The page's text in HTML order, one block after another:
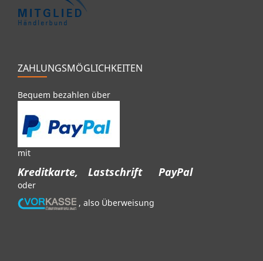
ZAHLUNGSMÖGLICHKEITEN
Bequem bezahlen über
mit
Kreditkarte, Lastschrift PayPal
oder
, also Überweisung